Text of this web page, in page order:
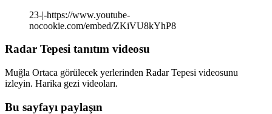
23-|-https://www.youtube-
nocookie.com/embed/ZKiVU8kYhP8
Radar Tepesi tanıtım videosu
Muğla Ortaca görülecek yerlerinden Radar Tepesi videosunu
izleyin. Harika gezi videoları.
Bu sayfayı paylaşın